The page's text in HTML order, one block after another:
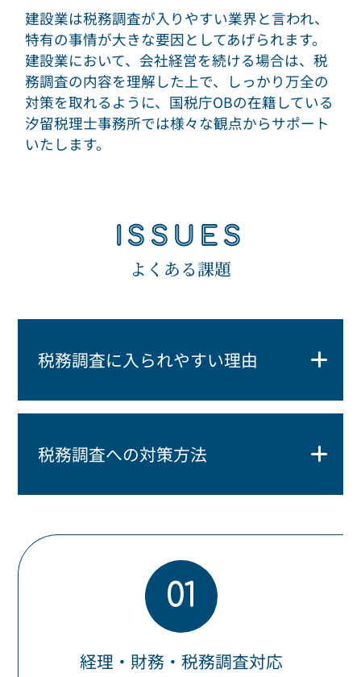
建設業は税務調査が入りやすい業界と言われ、
特有の事情が大きな要因としてあげられます。
建設業において、会社経営を続ける場合は、税
務調査の内容を理解した上で、しっかり万全の
対策を取れるように、国税庁OBの在籍している
汐留税理士事務所では様々な観点からサポート
いたします。
ISSUES
よくある課題
税務調査に入られやすい理由
税務調査への対策方法
01
経理・財務・税務調査対応